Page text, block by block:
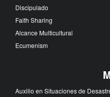
Discipulado
Faith Sharing
Alcance Multicultural
Ecumenism
Auxilio en Situaciones de